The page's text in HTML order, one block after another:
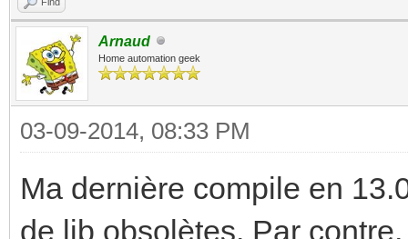
checking the name
interface... BSD nm
checking whether ln
checking the
arguments... 1572864
Arnaud
Home automation geek
03-09-2014, 08:33 PM
Ma dernière compile en
de lib obsolètes. Par